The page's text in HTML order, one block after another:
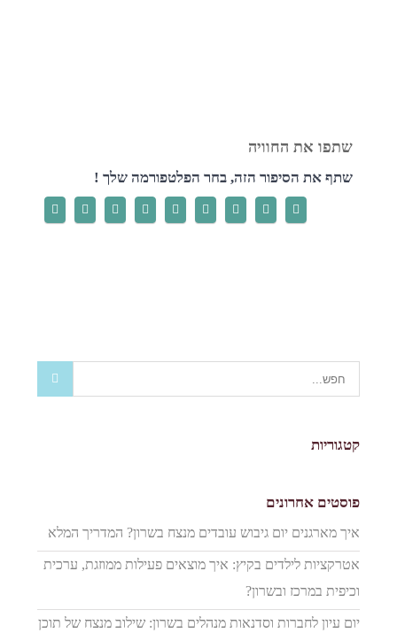
שתף את הסיפור הזה, בחר הפלטפורמה שלך !
קטגוריות
פוסטים אחרונים
איך מארגנים יום גיבוש עובדים מנצח בשרון? המדריך המלא
אטרקציות לילדים בקיץ: איך מוצאים פעילות ממוזגת, ערכית
וכיפית במרכז ובשרון?
יום עיון לחברות וסדנאות מנהלים בשרון: שילוב מנצח של תוכן